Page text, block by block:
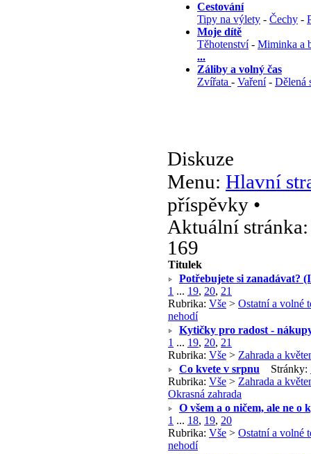
Cestování
Tipy na výlety - Čechy -
Moje dítě
Těhotenství- Miminka a
...
Záliby a volný čas
Zvířata - Vaření- Dělená
Diskuze
Menu: Hlavní
příspěvky •
Aktuální
169
Titulek
Potřebujete si zanadávat?
1 ... 19, 20, 21
Rubrika: Vše > Ostatní a volné
nehodí
Kytičky pro radost -
1 ... 19, 20, 21
Rubrika: Vše > Zahrada a
Co kvete v srpnu
Stránky:
Rubrika: Vše > Zahrada a
Okrasná zahrada
O všem a o ničem, ale ne o
1 ... 18, 19, 20
Rubrika: Vše > Ostatní a volné
nehodí